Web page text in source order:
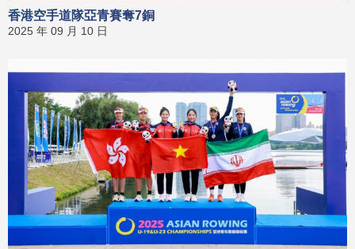
香港空手道隊亞青賽奪7銅
2025 年 09 月 10 日